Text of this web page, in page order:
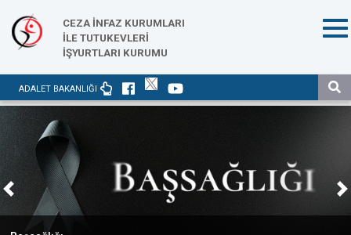
CEZA İNFAZ KURUMLARI
İLE TUTUKEVLERİ
İŞYURTLARI KURUMU
ADALET BAKANLIĞI
Previous